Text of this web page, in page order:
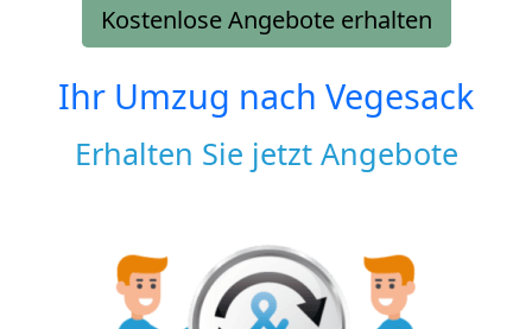
Kostenlose Angebote erhalten
Ihr Umzug nach Vegesack
Erhalten Sie jetzt Angebote